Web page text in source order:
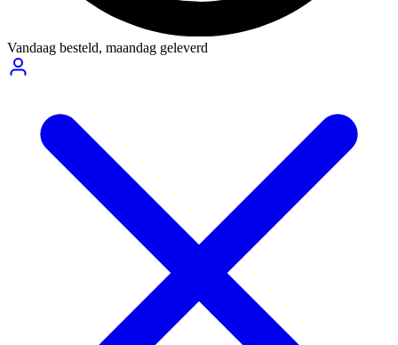
Vandaag besteld, maandag geleverd